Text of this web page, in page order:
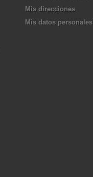
Mis direcciones
Mis datos personales